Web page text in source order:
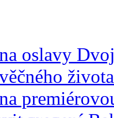
oslavy
života